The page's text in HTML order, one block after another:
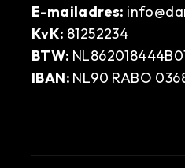
E-mailadres:
KvK: 81252234
BTW:
IBAN: NL90 RABO